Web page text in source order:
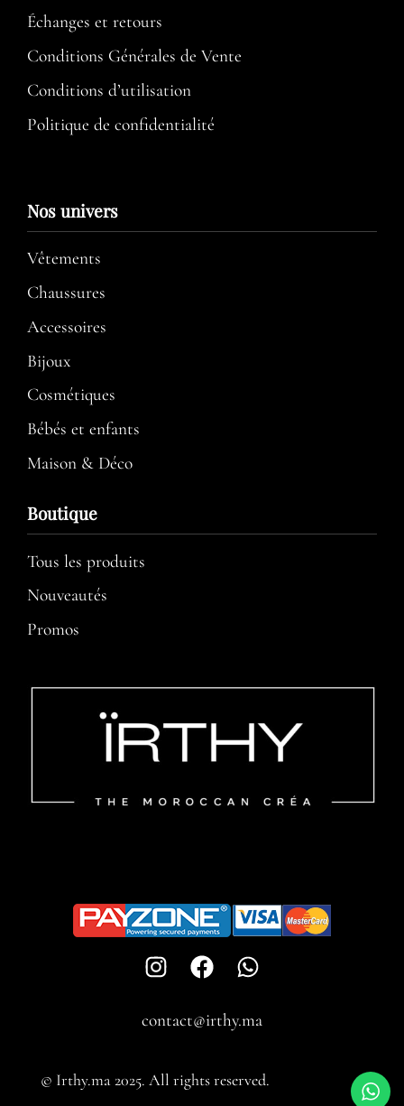
Échanges et retours
Conditions Générales de Vente
Conditions d’utilisation​
Politique de confidentialité
Nos univers
Vêtements
Chaussures
Accessoires
Bijoux
Cosmétiques
Bébés et enfants
Maison & Déco
Boutique
Tous les produits
Nouveautés
Promos
contact@irthy.ma​
© Irthy.ma 2025. All rights reserved.